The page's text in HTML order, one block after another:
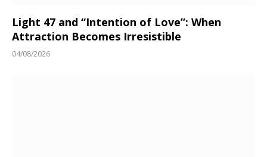
Light 47 and “Intention of Love”: When
Attraction Becomes Irresistible
04/08/2026